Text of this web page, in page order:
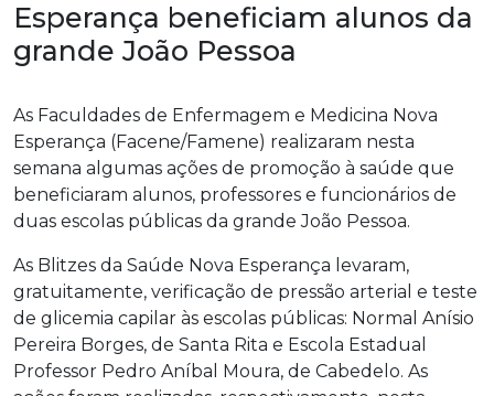
Esperança beneficiam alunos da
grande João Pessoa
As Faculdades de Enfermagem e Medicina Nova
Esperança (Facene/Famene) realizaram nesta
semana algumas ações de promoção à saúde que
beneficiaram alunos, professores e funcionários de
duas escolas públicas da grande João Pessoa.
As Blitzes da Saúde Nova Esperança levaram,
gratuitamente, verificação de pressão arterial e teste
de glicemia capilar às escolas públicas: Normal Anísio
Pereira Borges, de Santa Rita e Escola Estadual
Professor Pedro Aníbal Moura, de Cabedelo. As